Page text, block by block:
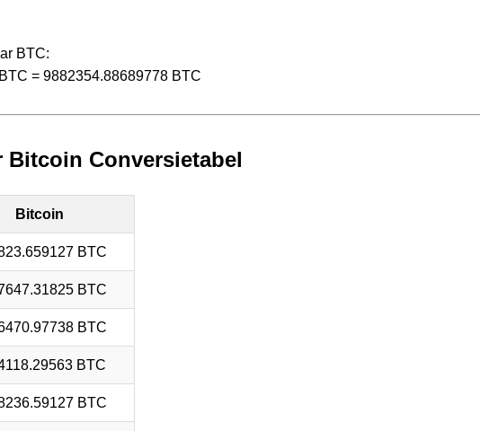
BTC:
= 9882354.88689778 BTC
Bitcoin Conversietabel
Bitcoin
BTC
BTC
BTC
BTC
BTC